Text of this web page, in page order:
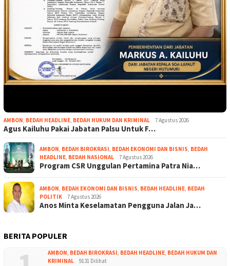
AMBON, BEDAH HEADLINE, BEDAH HUKUM DAN KRIMINAL 7 Agustus 2026
Agus Kailuhu Pakai Jabatan Palsu Untuk F…
AMBON, BEDAH BIROKRASI, BEDAH EKONOMI DAN BISNIS, BEDAH
HEADLINE, BEDAH NASIONAL 7 Agustus 2026
Program CSR Unggulan Pertamina Patra Nia…
AMBON, BEDAH EKONOMI DAN BISNIS, BEDAH HEADLINE, BEDAH
POLITIK
7 Agustus 2026
Anos Minta Keselamatan Pengguna Jalan Ja…
BERITA POPULER
AMBON, BEDAH BIROKRASI, BEDAH HEADLINE, BEDAH HUKUM DAN
KRIMINAL
9131 Dilihat